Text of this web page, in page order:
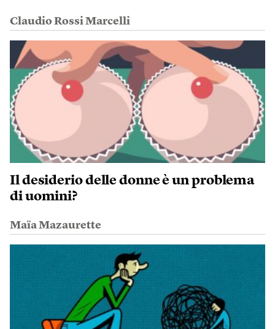
Claudio Rossi Marcelli
Il desiderio delle donne è un problema
di uomini?
Maïa Mazaurette